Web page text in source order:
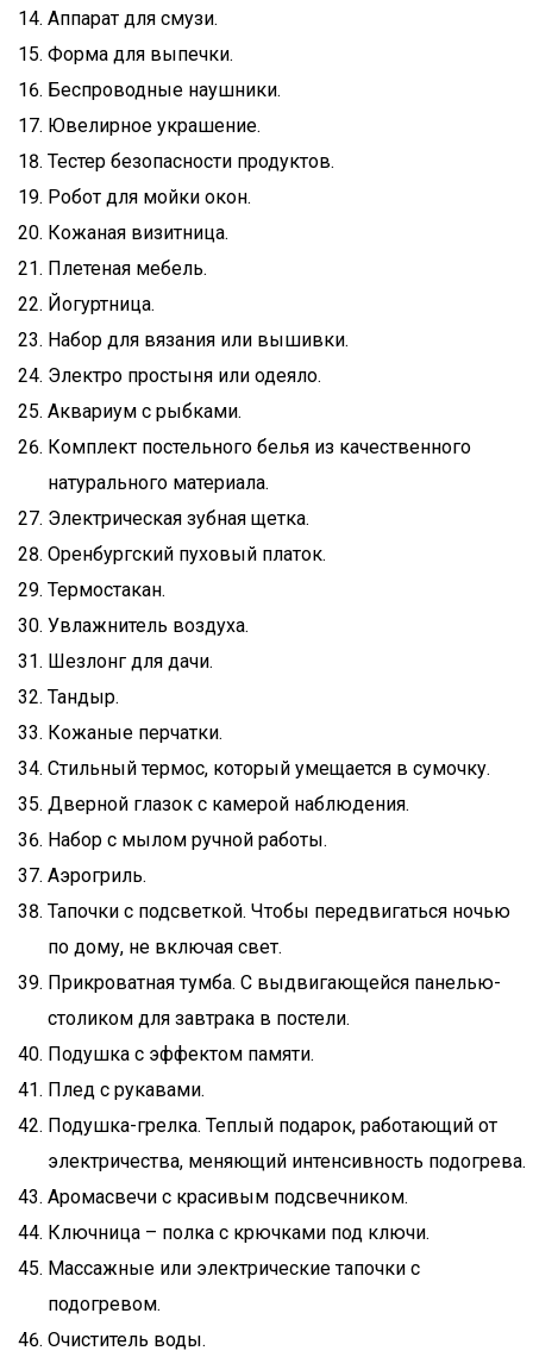
Аппарат для смузи.
Форма для выпечки.
Беспроводные наушники.
Ювелирное украшение.
Тестер безопасности продуктов.
Робот для мойки окон.
Кожаная визитница.
Плетеная мебель.
Йогуртница.
Набор для вязания или вышивки.
Электро простыня или одеяло.
Аквариум с рыбками.
Комплект постельного белья из качественного
натурального материала.
Электрическая зубная щетка.
Оренбургский пуховый платок.
Термостакан.
Увлажнитель воздуха.
Шезлонг для дачи.
Тандыр.
Кожаные перчатки.
Стильный термос, который умещается в сумочку.
Дверной глазок с камерой наблюдения.
Набор с мылом ручной работы.
Аэрогриль.
Тапочки с подсветкой. Чтобы передвигаться ночью
по дому, не включая свет.
Прикроватная тумба. С выдвигающейся панелью-
столиком для завтрака в постели.
Подушка с эффектом памяти.
Плед с рукавами.
Подушка-грелка. Теплый подарок, работающий от
электричества, меняющий интенсивность подогрева.
Аромасвечи с красивым подсвечником.
Ключница – полка с крючками под ключи.
Массажные или электрические тапочки с
подогревом.
Очиститель воды.